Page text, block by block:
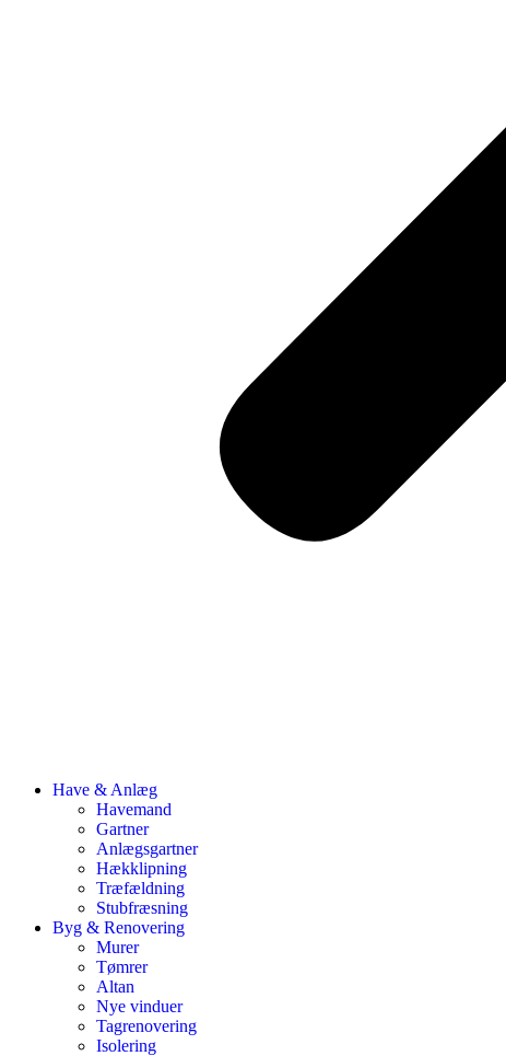
Have & Anlæg
Havemand
Gartner
Anlægsgartner
Hækklipning
Træfældning
Stubfræsning
Byg & Renovering
Murer
Tømrer
Altan
Nye vinduer
Tagrenovering
Isolering